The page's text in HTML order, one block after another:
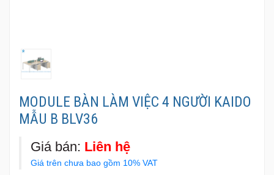
MODULE BÀN LÀM VIỆC 4 NGƯỜI KAIDO
MẪU B BLV36
Giá bán: Liên hệ
Giá trên chưa bao gồm 10% VAT